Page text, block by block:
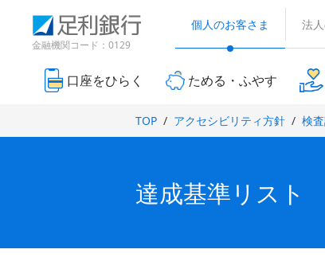
金融機関コード：0129
個人のお客さま 法
口座をひらく ためる・ふやす
き
TOP アクセシビリティ方針 検
達成基準リスト
開
開